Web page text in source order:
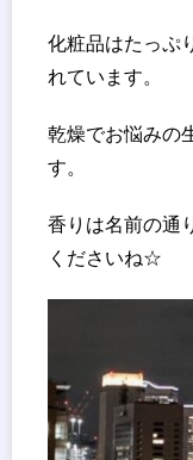
化粧品はたっぷ
れています。
乾燥でお悩みの
す。
香りは名前の通
くださいね☆